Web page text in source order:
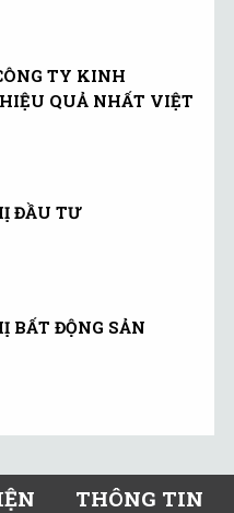
TY KINH
QUẢ NHẤT VIỆT
ĐẦU TƯ
BẤT ĐỘNG SẢN
THÔNG TIN